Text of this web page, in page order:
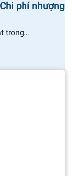
phí nhượng
trong…